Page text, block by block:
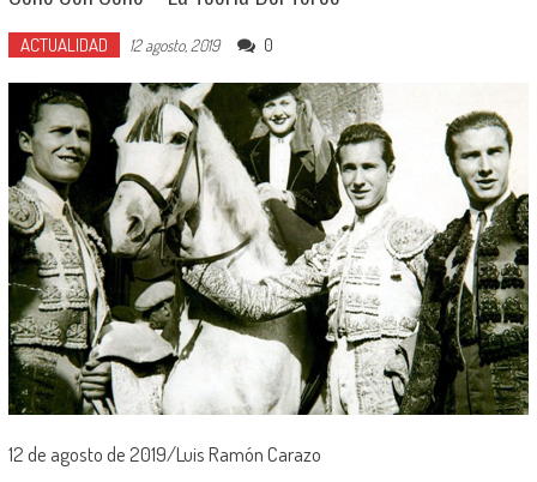
ACTUALIDAD 12 agosto, 2019 0
12 de agosto de 2019/Luis Ramón Carazo